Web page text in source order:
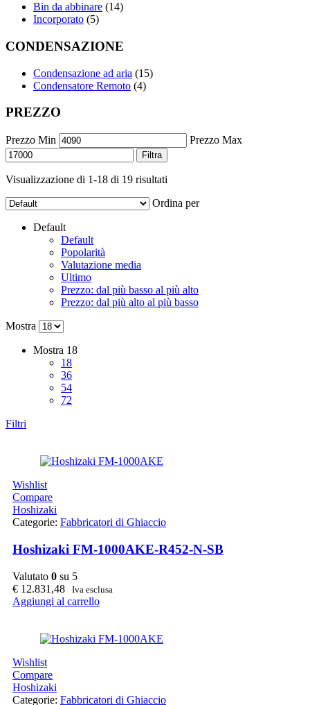
Bin da abbinare (14)
Incorporato (5)
CONDENSAZIONE
Condensazione ad aria (15)
Condensatore Remoto (4)
PREZZO
Prezzo Min Prezzo Max
Filtra
Visualizzazione di 1-18 di 19 risultati
Ordina per
Default
Default
Popolarità
Valutazione media
Ultimo
Prezzo: dal più basso al più alto
Prezzo: dal più alto al più basso
Mostra
Mostra 18
18
36
54
72
Filtri
Wishlist
Compare
Hoshizaki
Categorie: Fabbricatori di Ghiaccio
Hoshizaki FM-1000AKE-R452-N-SB
Valutato 0 su 5
€ 12.831,48 Iva esclusa
Aggiungi al carrello
Wishlist
Compare
Hoshizaki
Categorie: Fabbricatori di Ghiaccio